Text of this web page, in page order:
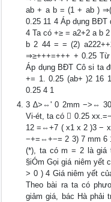
ab + a b = (1 + ab )
0.25 11 4 Áp dụng
4 Ta có +≥ = a2+2 a b
b 2 44 = = (2)
⇒≥+++=+++ + 0.25 Từ
Áp dụng BĐT Cô si ta
+= 1. 0.25 (ab+ )2 16
0.25 4 1
3 ∆>⇔' 0 2mm −>⇔ 30
Vi-ét, ta có  0.25
12 =⇔+7 ( x1 x 2 )3 −
−+=⇔+−= 2 3) 7 mm 6
(*), ta có m = 2 là giá
§iÓm Gọi giá niêm yết
> 0 ) 4 Giá niêm yết
Theo bài ra ta có
giảm giá, bác Hà phải